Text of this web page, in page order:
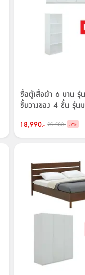
ซื้อตู้เสื้อผ้า 6 บาน รุ่
ชั้นวางของ 4 ชั้น รุ่น
18,990.- 20,580.- -7%